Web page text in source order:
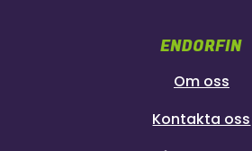
ENDORFIN
Om oss
Kontakta oss